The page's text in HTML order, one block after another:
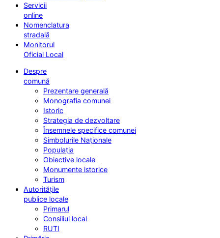
Servicii
online
Nomenclatura
stradală
Monitorul
Oficial Local
Despre
comună
Prezentare generală
Monografia comunei
Istoric
Strategia de dezvoltare
Însemnele specifice comunei
Simbolurile Naționale
Populația
Obiective locale
Monumente istorice
Turism
Autoritățile
publice locale
Primarul
Consiliul local
RUTI